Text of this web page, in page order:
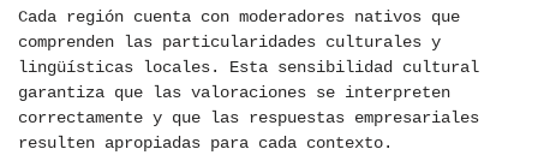
Cada región cuenta con moderadores nativos que
comprenden las particularidades culturales y
lingüísticas locales. Esta sensibilidad cultural
garantiza que las valoraciones se interpreten
correctamente y que las respuestas empresariales
resulten apropiadas para cada contexto.